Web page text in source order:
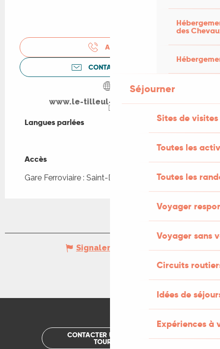
des
Séjourner
Sites de visites
Toutes les
Toutes les
Voyager
Voyager sans
Circuits
Idées de
Expériences à
APPELER
CONTACTEZ-NOUS
www.le-tilleul-de-leontine.fr
Langues parlées
Langues parlées
Accès
Accès
Gare Ferroviaire : Saint-Denis-les-Martel à 4km
Signaler une erreur
CONTACTER UN OFFICE DE
TOURISME